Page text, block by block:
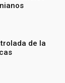
de la